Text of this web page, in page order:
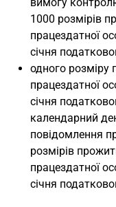
1000 розмірів
працездатної
січня
одного розміру
працездатної
січня
календарний
повідомлення
розмірів
працездатної
січня